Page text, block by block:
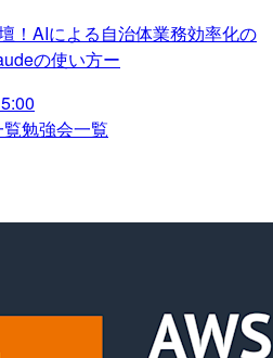
！AIによる自治体業務効率化の
の使い方ー
勉強会一覧